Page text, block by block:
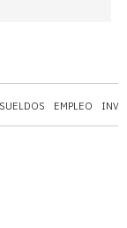
SUELDOS EMPLEO